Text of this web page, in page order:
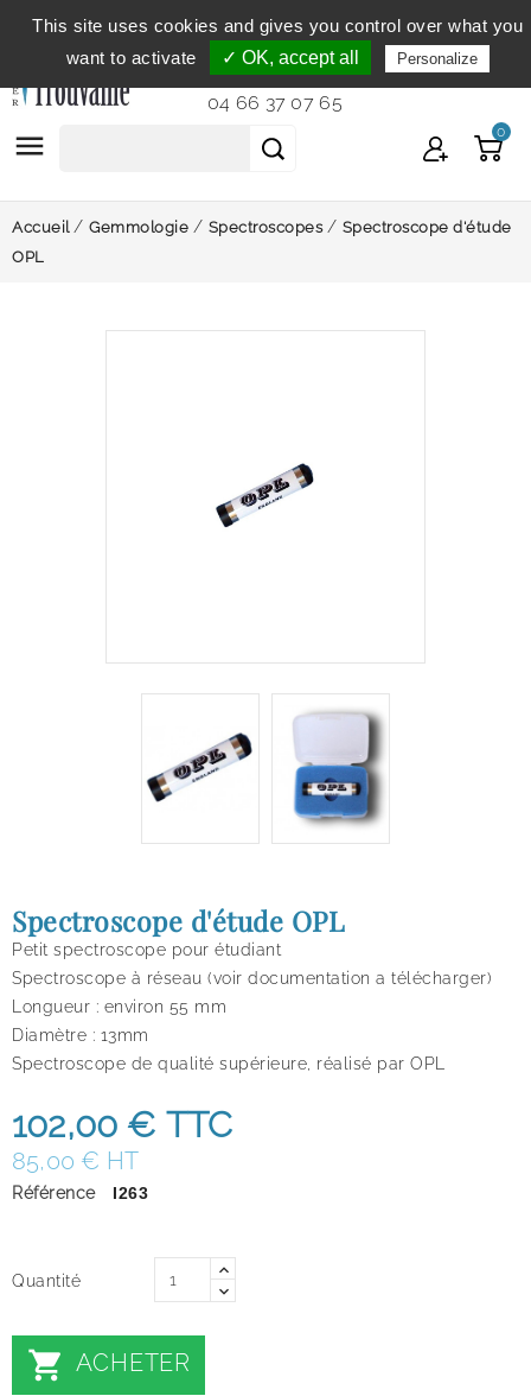
Service clientèle
du lundi au vendredi de 9h à 12h et
de 14h à 18h...
04 66 37 07 65
 0
Accueil Gemmologie Spectroscopes
Spectroscope d'étude
OPL
Spectroscope d'étude OPL
Petit spectroscope pour étudiant
Spectroscope à réseau (voir documentation a télécharger)
Longueur : environ 55 mm
Diamètre : 13mm
Spectroscope de qualité supérieure, réalisé par OPL
102,00 € TTC
85,00 € HT
Référence I263
Quantité
 ACHETER
This site uses cookies and gives you control over what you
want to activate
✓ OK, accept all Personalize